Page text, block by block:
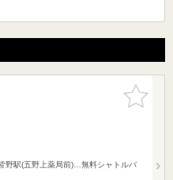
お気に入
りに追加
野駅(五野上薬局前)…無料シャトルバ